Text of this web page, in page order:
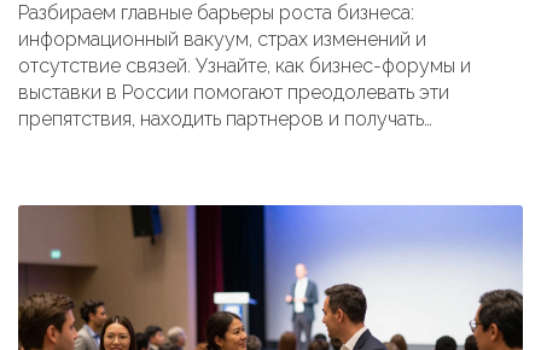
Разбираем главные барьеры роста бизнеса:
информационный вакуум, страх изменений и
отсутствие связей. Узнайте, как бизнес-форумы и
выставки в России помогают преодолевать эти
препятствия, находить партнеров и получать